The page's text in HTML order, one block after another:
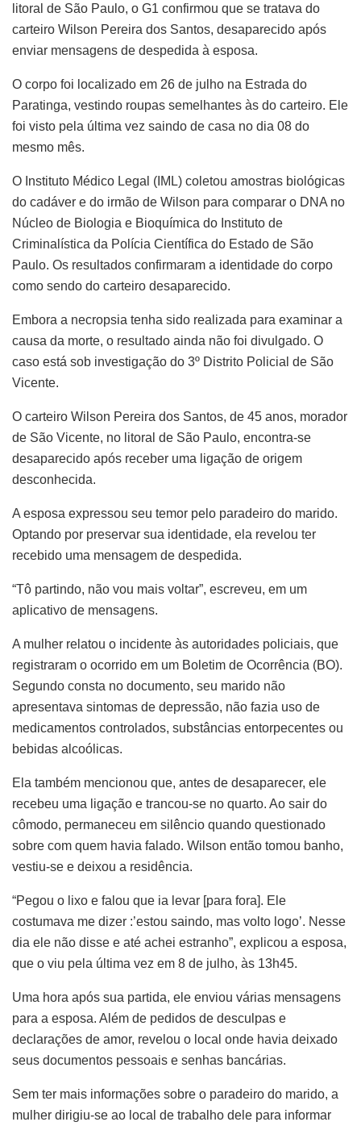
litoral de São Paulo, o G1 confirmou que se tratava do
carteiro Wilson Pereira dos Santos, desaparecido após
enviar mensagens de despedida à esposa.
O corpo foi localizado em 26 de julho na Estrada do
Paratinga, vestindo roupas semelhantes às do carteiro. Ele
foi visto pela última vez saindo de casa no dia 08 do
mesmo mês.
O Instituto Médico Legal (IML) coletou amostras biológicas
do cadáver e do irmão de Wilson para comparar o DNA no
Núcleo de Biologia e Bioquímica do Instituto de
Criminalística da Polícia Científica do Estado de São
Paulo. Os resultados confirmaram a identidade do corpo
como sendo do carteiro desaparecido.
Embora a necropsia tenha sido realizada para examinar a
causa da morte, o resultado ainda não foi divulgado. O
caso está sob investigação do 3º Distrito Policial de São
Vicente.
O carteiro Wilson Pereira dos Santos, de 45 anos, morador
de São Vicente, no litoral de São Paulo, encontra-se
desaparecido após receber uma ligação de origem
desconhecida.
A esposa expressou seu temor pelo paradeiro do marido.
Optando por preservar sua identidade, ela revelou ter
recebido uma mensagem de despedida.
“Tô partindo, não vou mais voltar”, escreveu, em um
aplicativo de mensagens.
A mulher relatou o incidente às autoridades policiais, que
registraram o ocorrido em um Boletim de Ocorrência (BO).
Segundo consta no documento, seu marido não
apresentava sintomas de depressão, não fazia uso de
medicamentos controlados, substâncias entorpecentes ou
bebidas alcoólicas.
Ela também mencionou que, antes de desaparecer, ele
recebeu uma ligação e trancou-se no quarto. Ao sair do
cômodo, permaneceu em silêncio quando questionado
sobre com quem havia falado. Wilson então tomou banho,
vestiu-se e deixou a residência.
“Pegou o lixo e falou que ia levar [para fora]. Ele
costumava me dizer :’estou saindo, mas volto logo’. Nesse
dia ele não disse e até achei estranho”, explicou a esposa,
que o viu pela última vez em 8 de julho, às 13h45.
Uma hora após sua partida, ele enviou várias mensagens
para a esposa. Além de pedidos de desculpas e
declarações de amor, revelou o local onde havia deixado
seus documentos pessoais e senhas bancárias.
Sem ter mais informações sobre o paradeiro do marido, a
mulher dirigiu-se ao local de trabalho dele para informar